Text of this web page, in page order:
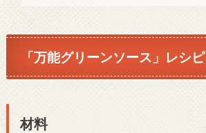
「万能グリーンソース」レシピ
材料